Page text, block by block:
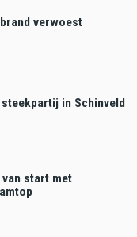
verwoest
in Schinveld
van start met